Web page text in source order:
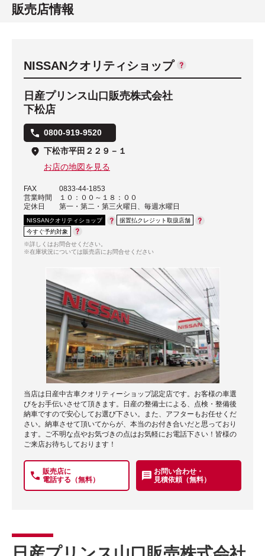
販売店情報
NISSANクオリティショップ
日産プリンス山口販売株式会社
下松店
0800-919-9520
下松市平田２２９－１
お店の地図を見る
FAX
0833-44-1853
営業時間
１０：００～１８：００
定休日
第一・第二・第三火曜日、毎週水曜日
NISSANクオリティショップ
据置払クレジット取扱店舗
今すぐ予約対象
※詳しくはお問合せください。
※在庫状況については販売店にお問合せください
当店は日産中古車クオリティーショップ認定店です。お客様の車選
びをお手伝いさせて頂きます。日産の整備士による、点検・整備後
納車ですので安心してお選び下さい。また、アフターもお任せくだ
さい。納車させて頂いてからが、本当のお付き合いだと思っており
ます。ご不明な点やお気づきの点はお気軽にお電話下さい！皆様の
ご来店お待ちしております！
販売店に
電話する（無料）
お問い合わせ・
見積依頼（無料）